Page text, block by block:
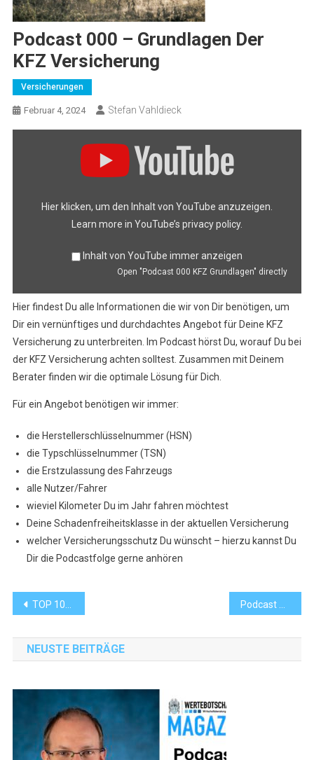
Podcast 000 – Grundlagen Der
KFZ Versicherung
Versicherungen
Februar 4, 2024 Stefan Vahldieck
Display
Hier klicken, um den Inhalt von YouTube anzuzeigen.
Learn more in YouTube’s privacy policy.
Inhalt von YouTube immer anzeigen
Open "Podcast 000 KFZ Grundlagen" directly
Hier findest Du alle Informationen die wir von Dir benötigen, um
Dir ein vernünftiges und durchdachtes Angebot für Deine KFZ
Versicherung zu unterbreiten. Im Podcast hörst Du, worauf Du bei
der KFZ Versicherung achten solltest. Zusammen mit Deinem
Berater finden wir die optimale Lösung für Dich.
Für ein Angebot benötigen wir immer:
die Herstellerschlüsselnummer (HSN)
die Typschlüsselnummer (TSN)
die Erstzulassung des Fahrzeugs
alle Nutzer/Fahrer
wieviel Kilometer Du im Jahr fahren möchtest
Deine Schadenfreiheitsklasse in der aktuellen Versicherung
welcher Versicherungsschutz Du wünscht – hierzu kannst Du
Dir die Podcastfolge gerne anhören
Beitrags-
Navigation
TOP 100 Berater Podcast 000 – Gebäudeversicherung
NEUSTE BEITRÄGE